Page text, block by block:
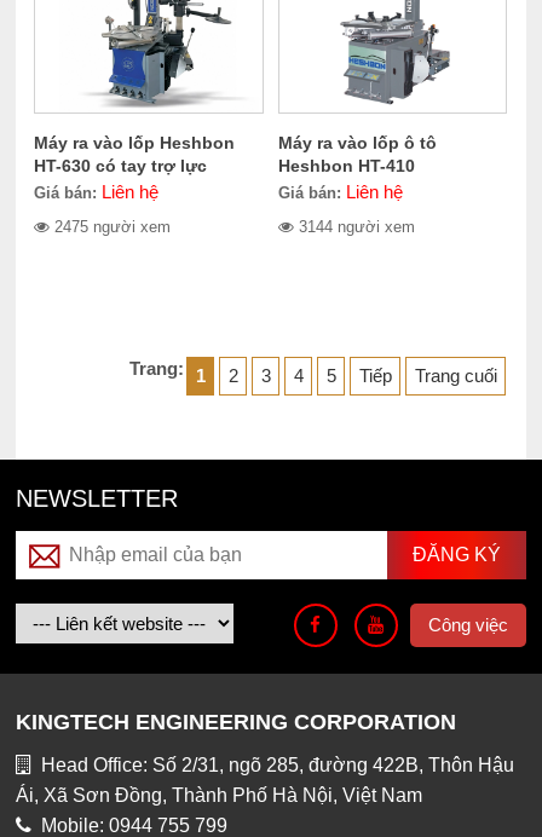
Máy ra vào lốp Heshbon
HT-630 có tay trợ lực
Giá bán: Liên hệ
2475 người xem
Máy ra vào lốp ô tô
Heshbon HT-410
Giá bán: Liên hệ
3144 người xem
Trang: 1 2 3 4 5 Tiếp Trang cuối
NEWSLETTER
Công việc
KINGTECH ENGINEERING CORPORATION
Head Office: Số 2/31, ngõ 285, đường 422B, Thôn Hậu
Ái, Xã Sơn Đồng, Thành Phố Hà Nội, Việt Nam
Mobile: 0944 755 799